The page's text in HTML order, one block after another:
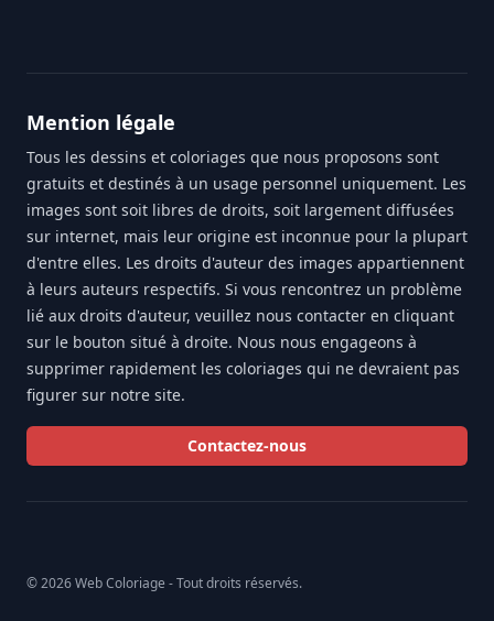
Mention légale
Tous les dessins et coloriages que nous proposons sont
gratuits et destinés à un usage personnel uniquement. Les
images sont soit libres de droits, soit largement diffusées
sur internet, mais leur origine est inconnue pour la plupart
d'entre elles. Les droits d'auteur des images appartiennent
à leurs auteurs respectifs. Si vous rencontrez un problème
lié aux droits d'auteur, veuillez nous contacter en cliquant
sur le bouton situé à droite. Nous nous engageons à
supprimer rapidement les coloriages qui ne devraient pas
figurer sur notre site.
Contactez-nous
© 2026 Web Coloriage - Tout droits réservés.